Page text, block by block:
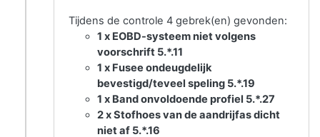
Tijdens de controle 4 gebrek(en) gevonden:
1 x EOBD-systeem niet volgens
voorschrift 5.*.11
1 x Fusee ondeugdelijk
bevestigd/teveel speling 5.*.19
1 x Band onvoldoende profiel 5.*.27
2 x Stofhoes van de aandrijfas dicht
niet af 5.*.16